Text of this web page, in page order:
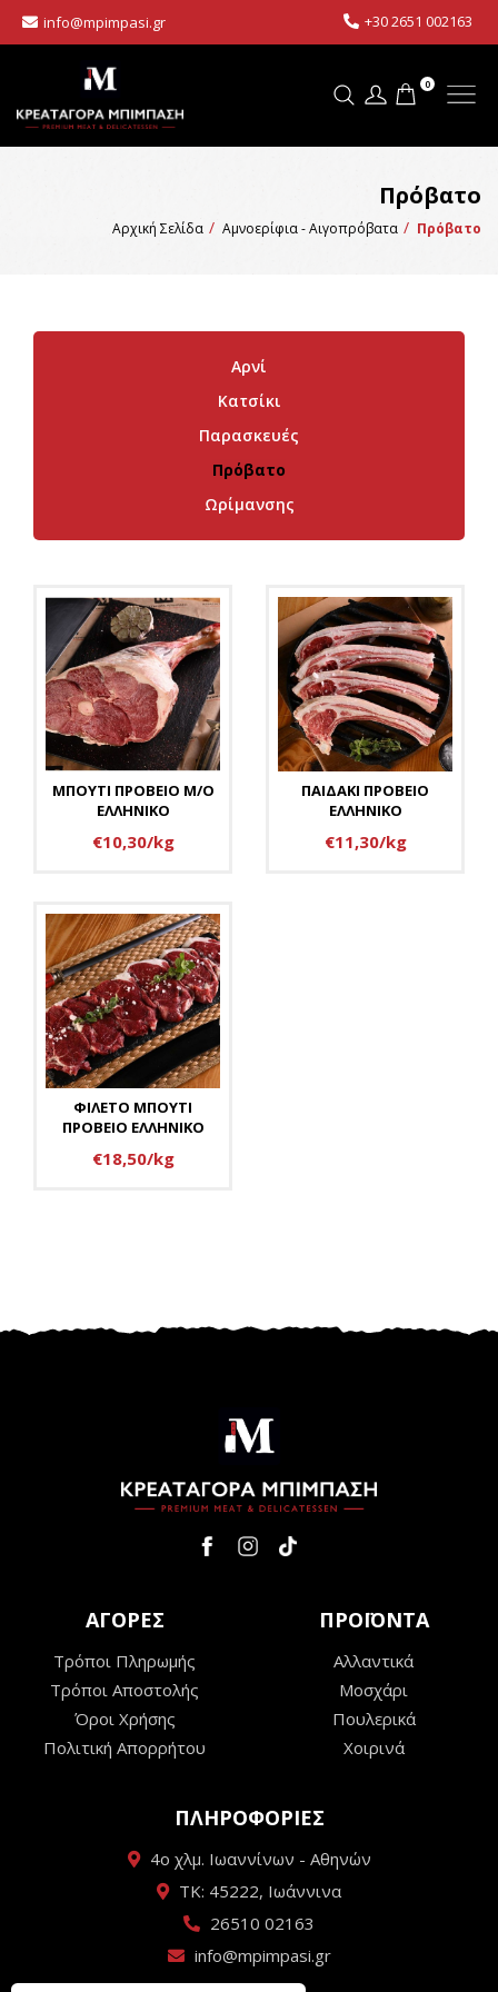
info@mpimpasi.gr +30 2651 002163
0
Πρόβατο
Αρχική Σελίδα Αμνοερίφια - Αιγοπρόβατα Πρόβατο
Αρνί
Κατσίκι
Παρασκευές
Πρόβατο
Ωρίμανσης
ΜΠΟΥΤΙ ΠΡΟΒΕΙΟ Μ/Ο
ΕΛΛΗΝΙΚΟ
€10,30/kg
ΠΑΙΔΑΚΙ ΠΡΟΒΕΙΟ
ΕΛΛΗΝΙΚΟ
€11,30/kg
ΦΙΛΕΤΟ ΜΠΟΥΤΙ
ΠΡΟΒΕΙΟ ΕΛΛΗΝΙΚΟ
€18,50/kg
ΑΓΟΡΕΣ
Τρόποι Πληρωμής
Τρόποι Αποστολής
Όροι Χρήσης
Πολιτική Απορρήτου
ΠΡΟΪΟΝΤΑ
Αλλαντικά
Μοσχάρι
Πουλερικά
Χοιρινά
ΠΛΗΡΟΦΟΡΙΕΣ
4ο χλμ. Ιωαννίνων - Αθηνών
ΤΚ: 45222, Ιωάννινα
26510 02163
info@mpimpasi.gr